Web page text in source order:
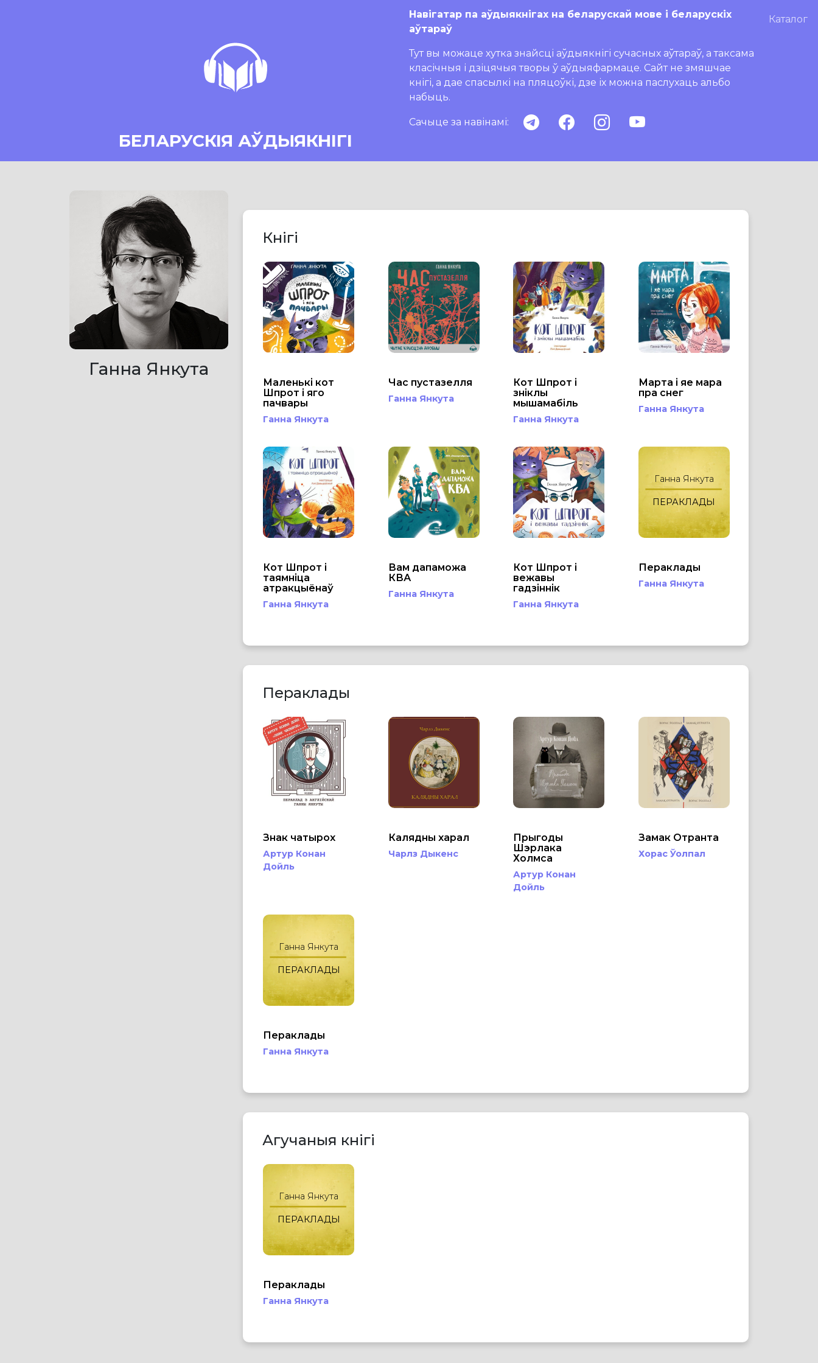
БЕЛАРУСКІЯ АЎДЫЯКНІГІ
Навігатар па аўдыякнігах на беларускай мове і беларускіх
аўтараў
Тут вы можаце хутка знайсці аўдыякнігі сучасных аўтараў, а таксама
класічныя і дзіцячыя творы ў аўдыяфармаце. Сайт не змяшчае
кнігі, а дае спасылкі на пляцоўкі, дзе іх можна паслухаць альбо
набыць.
Сачыце за навінамі:
Каталог
Ганна Янкута
Кнігі
Маленькі кот
Шпрот і яго
пачвары
Ганна Янкута
Час пустазелля
Ганна Янкута
Кот Шпрот і
зніклы
мышамабіль
Ганна Янкута
Марта і яе мара
пра снег
Ганна Янкута
Кот Шпрот і
таямніца
атракцыёнаў
Ганна Янкута
Вам дапаможа
КВА
Ганна Янкута
Кот Шпрот і
вежавы
гадзіннік
Ганна Янкута
Ганна Янкута
ПЕРАКЛАДЫ
Пераклады
Ганна Янкута
Пераклады
Знак чатырох
Артур Конан
Дойль
Калядны харал
Чарлз Дыкенс
Прыгоды
Шэрлака
Холмса
Артур Конан
Дойль
Замак Отранта
Хорас Ўолпал
Ганна Янкута
ПЕРАКЛАДЫ
Пераклады
Ганна Янкута
Агучаныя кнігі
Ганна Янкута
ПЕРАКЛАДЫ
Пераклады
Ганна Янкута